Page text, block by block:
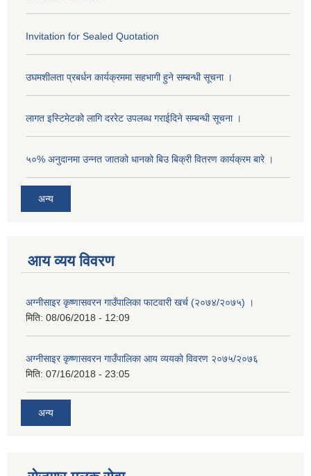
Invitation for Sealed Quotation
उघमशीलता प्रबर्धन कार्यक्रममा सहभागी हुने सम्बन्धी सूचना ।
लागत इस्टिमेटको लागि दररेट उपलब्ध गराईदिने सम्बन्धी सूचना ।
५०% अनुदानमा उन्नत जातको धानको बिउ बिक्री वितरण कार्यक्रम बारे ।
अन्य
आय व्यय विवरण
अग्नीसाइर कृष्णासवरन गाउँपालिका फाटवारी खर्च (२०७४/२०७५) ।
मिति: 08/06/2018 - 12:09
अग्नीसाइर कृष्णासवरन गाउँपालिका आय व्ययको विवरण २०७५/२०७६
मिति: 07/16/2018 - 23:05
अन्य